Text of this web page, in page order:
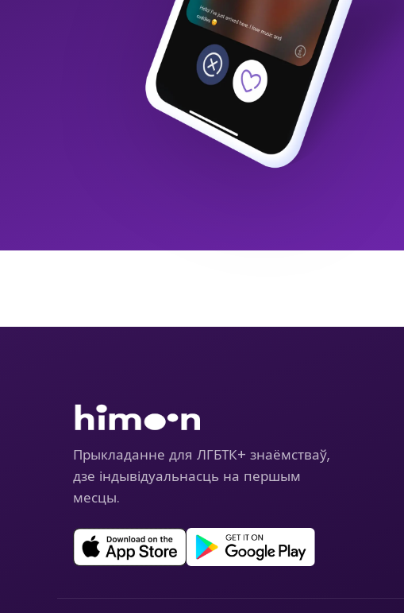
Прыкладанне для ЛГБТК+ знаёмстваў,
дзе індывідуальнасць на першым
месцы.